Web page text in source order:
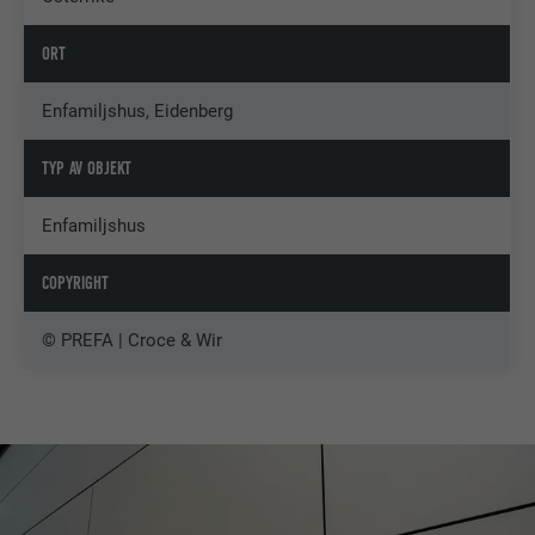
ORT
Enfamiljshus, Eidenberg
TYP AV OBJEKT
Enfamiljshus
COPYRIGHT
© PREFA | Croce & Wir